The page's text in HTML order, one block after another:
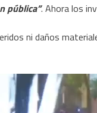
pública”. Ahora los
ni daños